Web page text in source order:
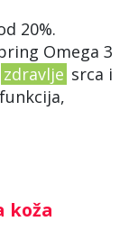
20%.
Omega 3
zdravlje srca i
koža